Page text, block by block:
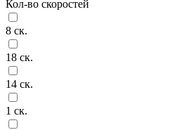
Кол-во скоростей
8 ск.
18 ск.
14 ск.
1 ск.